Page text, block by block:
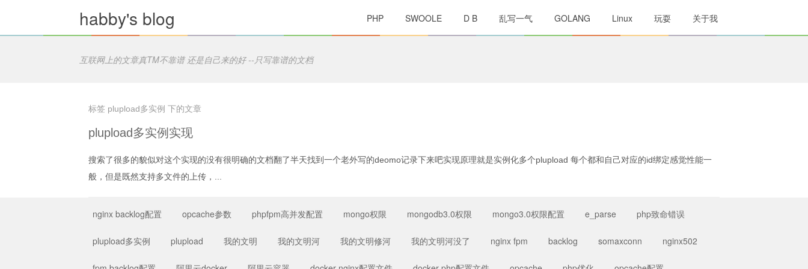
habby's blog PHP SWOOLE D B 乱写一气 GOLANG Linux 玩耍 关于我
互联网上的文章真TM不靠谱 还是自己来的好 --只写靠谱的文档
标签 plupload多实例 下的文章
plupload多实例实现
搜索了很多的貌似对这个实现的没有很明确的文档翻了半天找到一个老外写的deomo记录下来吧实现原理就是实例化多个plupload 每个都和自己对应的id绑定感觉性能一
般，但是既然支持多文件的上传，...
nginx backlog配置 opcache参数 phpfpm高并发配置 mongo权限 mongodb3.0权限 mongo3.0权限配置 e_parse php致命错误
plupload多实例 plupload 我的文明 我的文明河 我的文明修河 我的文明河没了 nginx fpm backlog somaxconn nginx502